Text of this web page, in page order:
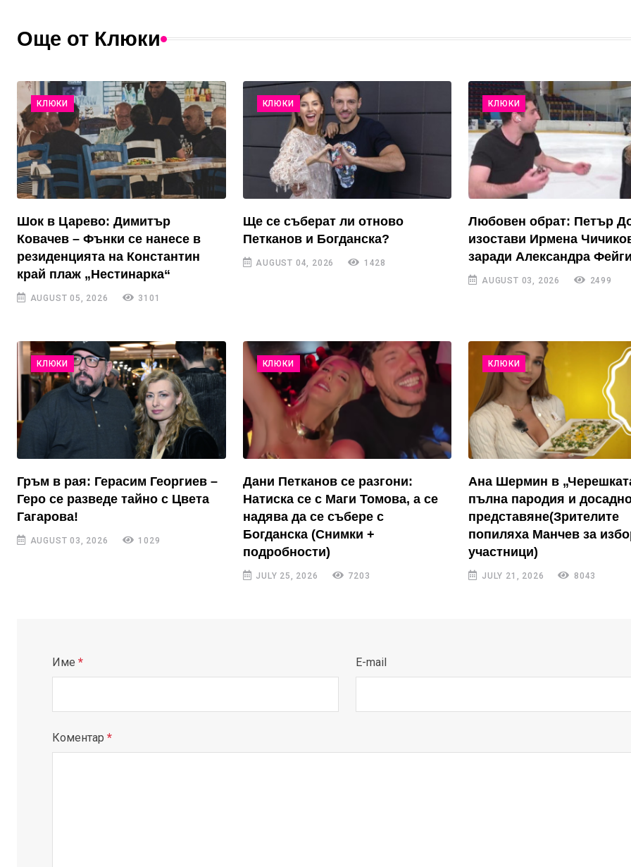
Още от Клюки
КЛЮКИ
Шок в Царево: Димитър
Ковачев – Фънки се нанесе в
резиденцията на Константин
край плаж „Нестинарка“
AUGUST 05, 2026 3101
КЛЮКИ
Ще се съберат ли отново
Петканов и Богданска?
AUGUST 04, 2026 1428
КЛЮКИ
Любовен обрат: Петър
изостави Ирмена
заради Александра
AUGUST 03, 2026 2499
КЛЮКИ
Гръм в рая: Герасим Георгиев –
Геро се разведе тайно с Цвета
Гагарова!
AUGUST 03, 2026 1029
КЛЮКИ
Дани Петканов се разгони:
Натиска се с Маги Томова, а се
надява да се събере с
Богданска (Снимки +
подробности)
JULY 25, 2026 7203
КЛЮКИ
Ана Шермин в
пълна пародия и
представяне(Зрителите
попиляха Манчев за
участници)
JULY 21, 2026 8043
Име * E-mail
Коментар *